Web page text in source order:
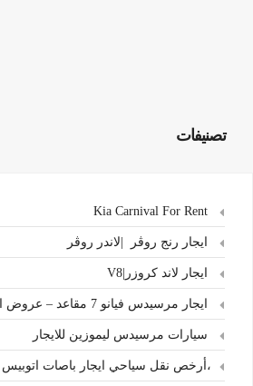
تصنيفات
ايجار رنج روڤر |لاندر روڤر
ايجار لاند كروزر|V8
ايجار مرسيدس فيانو 7 مقاعد – عروض المطار الخاصة
سيارات مرسيدس ليموزين للايجار
،أرخص نقل سياحي ايجار باصات